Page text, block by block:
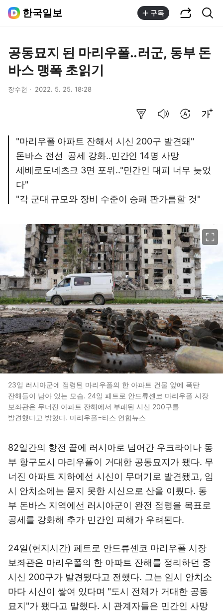
한국일보 구독
공동묘지 된 마리우폴..러군, 동부 돈
바스 맹폭 초읽기
장수현 2022. 5. 25. 18:28
"마리우폴 아파트 잔해서 시신 200구 발견돼"
돈바스 전선 공세 강화..민간인 14명 사망
세베로도네츠크 3면 포위.."민간인 대피 너무 늦었
다"
"각 군대 규모와 장비 수준이 승패 판가름할 것"
23일 러시아군에 점령된 마리우폴의 한 아파트 건물 앞에 폭탄
잔해들이 남아 있는 모습. 24일 페트로 안드류셴코 마리우폴 시장
보좌관은 무너진 아파트 잔해에서 부패된 시신 200구를
발견했다고 밝혔다. 마리우폴=타스 연합뉴스
82일간의 항전 끝에 러시아로 넘어간 우크라이나 동
부 항구도시 마리우폴이 거대한 공동묘지가 됐다. 무
너진 아파트 지하에선 시신이 무더기로 발견됐고, 임
시 안치소에는 묻지 못한 시신으로 산을 이뤘다. 동
부 돈바스 지역에선 러시아군이 완전 점령을 목표로
공세를 강화해 추가 민간인 피해가 우려된다.
24일(현지시간) 페트로 안드류셴코 마리우폴 시장
보좌관은 마리우폴의 한 아파트 잔해를 정리하던 중
시신 200구가 발견됐다고 전했다. 그는 임시 안치소
마다 시신이 쌓여 있다며 "도시 전체가 거대한 공동
묘지"가 됐다고 말했다. 시 관계자들은 민간인 사망